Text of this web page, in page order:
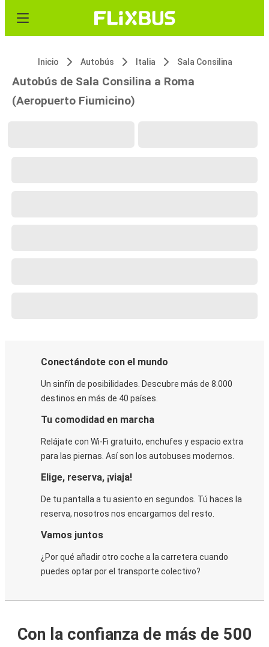
Inicio Autobús Italia Sala Consilina
Autobús de Sala Consilina a Roma
(Aeropuerto Fiumicino)
Conectándote con el mundo
Un sinfín de posibilidades. Descubre más de 8.000
destinos en más de 40 países.
Tu comodidad en marcha
Relájate con Wi-Fi gratuito, enchufes y espacio extra
para las piernas. Así son los autobuses modernos.
Elige, reserva, ¡viaja!
De tu pantalla a tu asiento en segundos. Tú haces la
reserva, nosotros nos encargamos del resto.
Vamos juntos
¿Por qué añadir otro coche a la carretera cuando
puedes optar por el transporte colectivo?
Con la confianza de más de 500